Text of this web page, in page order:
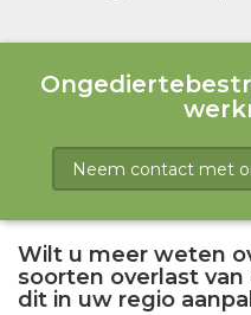
Neem contact met
Wilt u meer weten
soorten overlast
dit in uw regio